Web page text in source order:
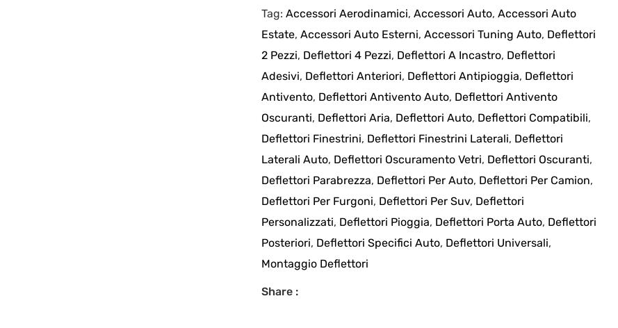
Tag:Accessori Aerodinamici,Accessori Auto,Accessori Auto
Estate,Accessori Auto Esterni,Accessori Tuning Auto, Deflettori
2 Pezzi, Deflettori 4 Pezzi, Deflettori A Incastro, Deflettori
Adesivi, Deflettori Anteriori, Deflettori Antipioggia, Deflettori
Antivento, Deflettori Antivento Auto, Deflettori Antivento
Oscuranti, Deflettori Aria, Deflettori Auto, Deflettori Compatibili,
Deflettori Finestrini, Deflettori Finestrini Laterali, Deflettori
Laterali Auto, Deflettori Oscuramento Vetri, Deflettori Oscuranti,
Deflettori Parabrezza, Deflettori Per Auto, Deflettori Per Camion,
Deflettori Per Furgoni, Deflettori Per Suv, Deflettori
Personalizzati, Deflettori Pioggia, Deflettori Porta Auto, Deflettori
Posteriori, Deflettori Specifici Auto, Deflettori Universali,
Montaggio Deflettori
Share :